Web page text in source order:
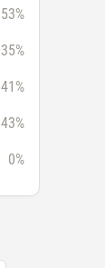
53%
35%
41%
43%
0%